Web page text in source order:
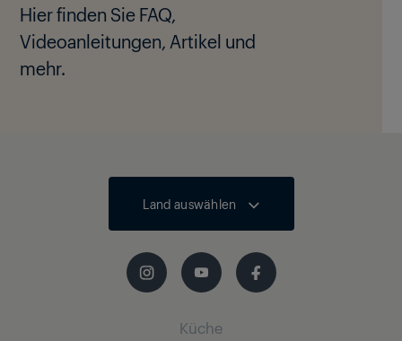
Hier finden Sie FAQ,
Videoanleitungen, Artikel und
mehr.
Land auswählen
Küche